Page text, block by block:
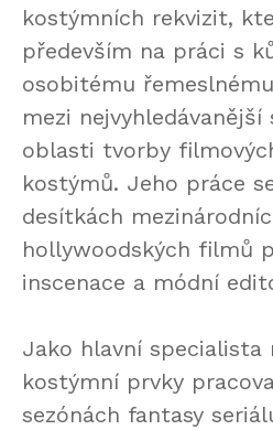
kostýmních rekvizit,
především na práci s
osobitému
mezi
oblasti tvorby
kostýmů. Jeho práce
desítkách
hollywoodských filmů
inscenace a módní
Jako hlavní specialista
kostýmní prvky
sezónách fantasy